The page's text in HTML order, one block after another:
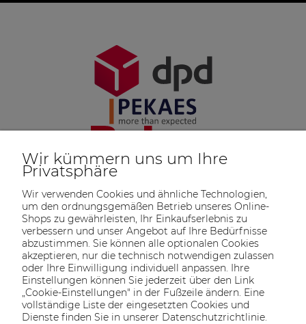
SOLTECH
SHOP
ANGEBOT INFORMATIONEN
KONTAKT
Wir kümmern uns um Ihre
Privatsphäre
Wir verwenden Cookies und ähnliche Technologien,
um den ordnungsgemäßen Betrieb unseres Online-
Shops zu gewährleisten, Ihr Einkaufserlebnis zu
verbessern und unser Angebot auf Ihre Bedürfnisse
abzustimmen. Sie können alle optionalen Cookies
akzeptieren, nur die technisch notwendigen zulassen
oder Ihre Einwilligung individuell anpassen. Ihre
Einstellungen können Sie jederzeit über den Link
„Cookie-Einstellungen" in der Fußzeile ändern. Eine
vollständige Liste der eingesetzten Cookies und
Dienste finden Sie in unserer Datenschutzrichtlinie.